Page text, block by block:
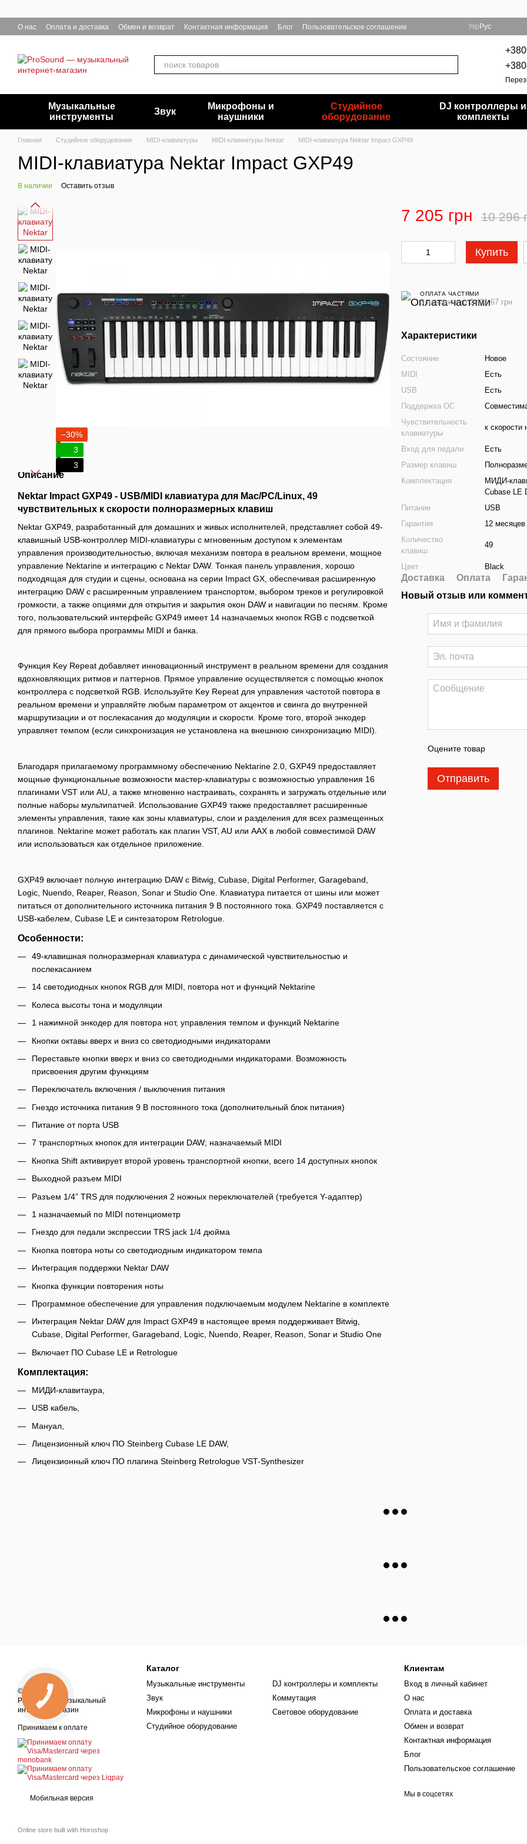
О нас Оплата и доставка Обмен и возврат Контактная информация Блог Пользовательское соглашение Укр Рус
Музыкальные
инструменты
Звук
Микрофоны и
наушники
Студийное
оборудование
DJ контроллеры и
комплекты
Главная Студийное оборудование MIDI-клавиатуры MIDI-клавиатуры Nektar MIDI-клавиатура Nektar Impact GXP49
MIDI-клавиатура Nektar Impact GXP49
В наличии Оставить отзыв
−30%
3
3
Описание
Nektar Impact GXP49 - USB/MIDI клавиатура для Mac/PC/Linux, 49
чувствительных к скорости полноразмерных клавиш
Nektar GXP49, разработанный для домашних и живых исполнителей, представляет собой 49-
клавишный USB-контроллер MIDI-клавиатуры с мгновенным доступом к элементам
управления производительностью, включая механизм повтора в реальном времени, мощное
управление Nektarine и интеграцию с Nektar DAW. Тонкая панель управления, хорошо
подходящая для студии и сцены, основана на серии Impact GX, обеспечивая расширенную
интеграцию DAW с расширенным управлением транспортом, выбором треков и регулировкой
громкости, а также опциями для открытия и закрытия окон DAW и навигации по песням. Кроме
того, пользовательский интерфейс GXP49 имеет 14 назначаемых кнопок RGB с подсветкой
для прямого выбора программы MIDI и банка.
Функция Key Repeat добавляет инновационный инструмент в реальном времени для создания
вдохновляющих ритмов и паттернов. Прямое управление осуществляется с помощью кнопок
контроллера с подсветкой RGB. Используйте Key Repeat для управления частотой повтора в
реальном времени и управляйте любым параметром от акцентов и свинга до внутренней
маршрутизации и от послекасания до модуляции и скорости. Кроме того, второй энкодер
управляет темпом (если синхронизация не установлена на внешнюю синхронизацию MIDI).
Благодаря прилагаемому программному обеспечению Nektarine 2.0, GXP49 предоставляет
мощные функциональные возможности мастер-клавиатуры с возможностью управления 16
плагинами VST или AU, а также мгновенно настраивать, сохранять и загружать отдельные или
полные наборы мультипатчей. Использование GXP49 также предоставляет расширенные
элементы управления, такие как зоны клавиатуры, слои и разделения для всех размещенных
плагинов. Nektarine может работать как плагин VST, AU или AAX в любой совместимой DAW
или использоваться как отдельное приложение.
GXP49 включает полную интеграцию DAW с Bitwig, Cubase, Digital Performer, Garageband,
Logic, Nuendo, Reaper, Reason, Sonar и Studio One. Клавиатура питается от шины или может
питаться от дополнительного источника питания 9 В постоянного тока. GXP49 поставляется с
USB-кабелем, Cubase LE и синтезатором Retrologue.
Особенности:
49-клавишная полноразмерная клавиатура с динамической чувствительностью и
послекасанием
14 светодиодных кнопок RGB для MIDI, повтора нот и функций Nektarine
Колеса высоты тона и модуляции
1 нажимной энкодер для повтора нот, управления темпом и функций Nektarine
Кнопки октавы вверх и вниз со светодиодными индикаторами
Переставьте кнопки вверх и вниз со светодиодными индикаторами. Возможность
присвоения другим функциям
Переключатель включения / выключения питания
Гнездо источника питания 9 В постоянного тока (дополнительный блок питания)
Питание от порта USB
7 транспортных кнопок для интеграции DAW; назначаемый MIDI
Кнопка Shift активирует второй уровень транспортной кнопки, всего 14 доступных кнопок
Выходной разъем MIDI
Разъем 1/4” TRS для подключения 2 ножных переключателей (требуется Y-адаптер)
1 назначаемый по MIDI потенциометр
Гнездо для педали экспрессии TRS jack 1/4 дюйма
Кнопка повтора ноты со светодиодным индикатором темпа
Интеграция поддержки Nektar DAW
Кнопка функции повторения ноты
Программное обеспечение для управления подключаемым модулем Nektarine в комплекте
Интеграция Nektar DAW для Impact GXP49 в настоящее время поддерживает Bitwig,
Cubase, Digital Performer, Garageband, Logic, Nuendo, Reaper, Reason, Sonar и Studio One
Включает ПО Cubase LE и Retrologue
Комплектация:
МИДИ-клавитаура,
USB кабель,
Мануал,
Лицензионный ключ ПО Steinberg Cubase LE DAW,
Лицензионный ключ ПО плагина Steinberg Retrologue VST-Synthesizer
7 205 грн 10 296
Купить
ОПЛАТА ЧАСТЯМИ
3 платежа по 2 401.67 грн
Характеристики
Состояние
Новое
MIDI
Есть
USB
Есть
Поддержка ОС
Чувствительность
клавиатуры
к скорости
Вход для педали
Есть
Размер клавиш
Комплектация
МИДИ-
Cubase LE
Питание
USB
Гарантия
12 месяцев
Количество
клавиш
49
Цвет Black
Доставка Оплата
Новый отзыв или
Оцените товар
Отправить
© 2018—2026
ProSound — музыкальный
интернет-магазин
Принимаем к оплате
Мобильная версия
Online store built with Horoshop
Каталог
Музыкальные инструменты
Звук
Микрофоны и наушники
Студийное оборудование
DJ контроллеры и комплекты
Коммутация
Световое оборудование
Клиентам
Вход в личный кабинет
О нас
Оплата и доставка
Обмен и возврат
Контактная информация
Блог
Пользовательское соглашение
Мы в соцсетях